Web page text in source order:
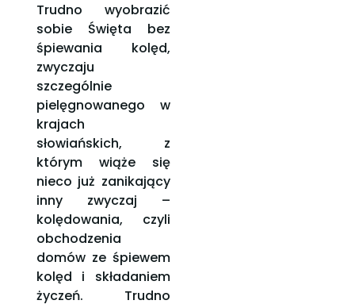
Trudno wyobrazić
sobie Święta bez
śpiewania kolęd,
zwyczaju
szczególnie
pielęgnowanego w
krajach
słowiańskich, z
którym wiąże się
nieco już zanikający
inny zwyczaj –
kolędowania, czyli
obchodzenia
domów ze śpiewem
kolęd i składaniem
życzeń. Trudno